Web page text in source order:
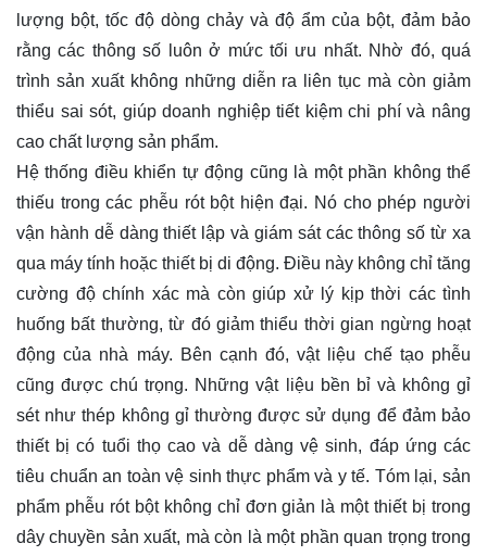
lượng bột, tốc độ dòng chảy và độ ẩm của bột, đảm bảo
rằng các thông số luôn ở mức tối ưu nhất. Nhờ đó, quá
trình sản xuất không những diễn ra liên tục mà còn giảm
thiểu sai sót, giúp doanh nghiệp tiết kiệm chi phí và nâng
cao chất lượng sản phẩm.
Hệ thống điều khiển tự động cũng là một phần không thể
thiếu trong các phễu rót bột hiện đại. Nó cho phép người
vận hành dễ dàng thiết lập và giám sát các thông số từ xa
qua máy tính hoặc thiết bị di động. Điều này không chỉ tăng
cường độ chính xác mà còn giúp xử lý kịp thời các tình
huống bất thường, từ đó giảm thiểu thời gian ngừng hoạt
động của nhà máy. Bên cạnh đó, vật liệu chế tạo phễu
cũng được chú trọng. Những vật liệu bền bỉ và không gỉ
sét như thép không gỉ thường được sử dụng để đảm bảo
thiết bị có tuổi thọ cao và dễ dàng vệ sinh, đáp ứng các
tiêu chuẩn an toàn vệ sinh thực phẩm và y tế. Tóm lại, sản
phẩm phễu rót bột không chỉ đơn giản là một thiết bị trong
dây chuyền sản xuất, mà còn là một phần quan trọng trong